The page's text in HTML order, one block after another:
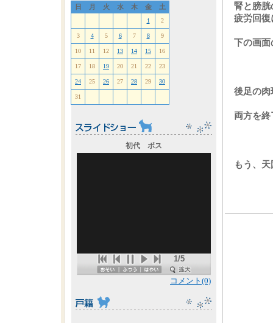
日 月 火 水 木 金 土
1 2
3 4 5 6 7 8 9
10 11 12 13 14 15 16
17 18 19 20 21 22 23
24 25 26 27 28 29 30
31
初代 ボス
1/5
コメント(0)
腎と膀
疲労回
下の画面
後足の肉
両方を
もう、